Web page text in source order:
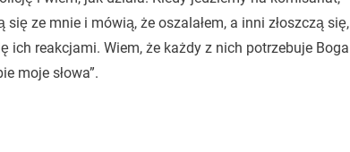
ze mnie i mówią, że oszalałem, a inni złoszczą się,
ich reakcjami. Wiem, że każdy z nich potrzebuje Boga
moje słowa”.